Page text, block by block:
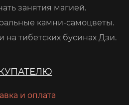
занятия магией.
камни-самоцветы.
на тибетских бусинах Дзи.
и оплата